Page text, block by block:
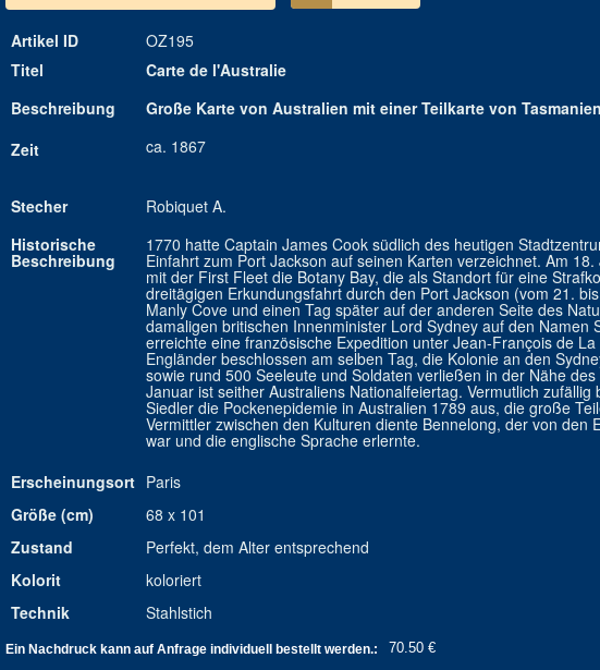
Artikel ID
OZ195
Titel
Carte de l'Australie
Beschreibung
Große Karte von Australien mit einer Teilkarte von
Zeit
ca. 1867
Stecher
Robiquet A.
Historische
Beschreibung
1770 hatte Captain James Cook südlich des heutigen
Einfahrt zum Port Jackson auf seinen Karten verzeichnet. Am
mit der First Fleet die Botany Bay, die als Standort für eine
dreitägigen Erkundungsfahrt durch den Port Jackson (vom 21.
Manly Cove und einen Tag später auf der anderen Seite des
damaligen britischen Innenminister Lord Sydney auf den Namen
erreichte eine französische Expedition unter Jean-François de
Engländer beschlossen am selben Tag, die Kolonie an den
sowie rund 500 Seeleute und Soldaten verließen in der Nähe
Januar ist seither Australiens Nationalfeiertag. Vermutlich
Siedler die Pockenepidemie in Australien 1789 aus, die große
Vermittler zwischen den Kulturen diente Bennelong, der von den
war und die englische Sprache erlernte.
Erscheinungsort Paris
Größe (cm)
68 x 101
Zustand
Perfekt, dem Alter entsprechend
Kolorit
koloriert
Technik
Stahlstich
Ein Nachdruck kann auf Anfrage individuell bestellt werden.: 70.50 €